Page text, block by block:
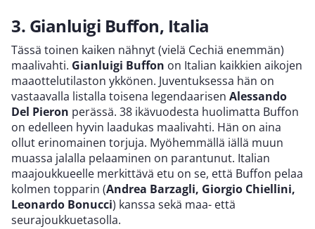
3. Gianluigi Buffon, Italia
Tässä toinen kaiken nähnyt (vielä Cechiä enemmän)
maalivahti. Gianluigi Buffon on Italian kaikkien aikojen
maaottelutilaston ykkönen. Juventuksessa hän on
vastaavalla listalla toisena legendaarisen Alessando
Del Pieron perässä. 38 ikävuodesta huolimatta Buffon
on edelleen hyvin laadukas maalivahti. Hän on aina
ollut erinomainen torjuja. Myöhemmällä iällä muun
muassa jalalla pelaaminen on parantunut. Italian
maajoukkueelle merkittävä etu on se, että Buffon pelaa
kolmen topparin (Andrea Barzagli, Giorgio Chiellini,
Leonardo Bonucci) kanssa sekä maa- että
seurajoukkuetasolla.